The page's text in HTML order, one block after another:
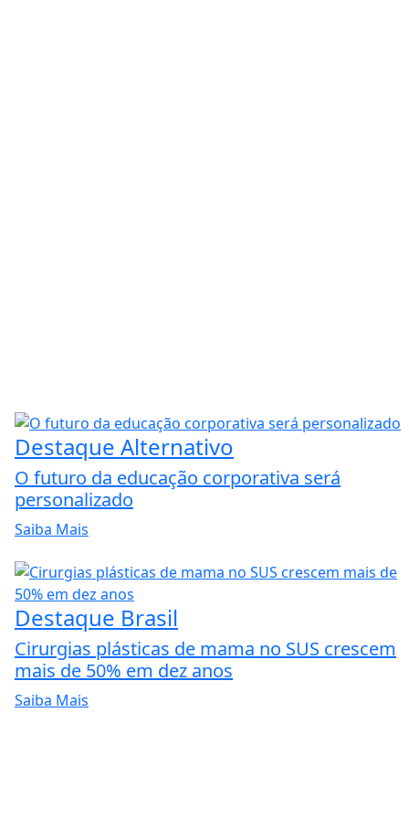
Destaque Alternativo
O futuro da educação corporativa será
personalizado
Saiba Mais
Destaque Brasil
Cirurgias plásticas de mama no SUS crescem
mais de 50% em dez anos
Saiba Mais